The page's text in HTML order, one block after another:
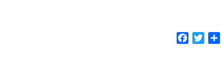
Facebook
Twitter